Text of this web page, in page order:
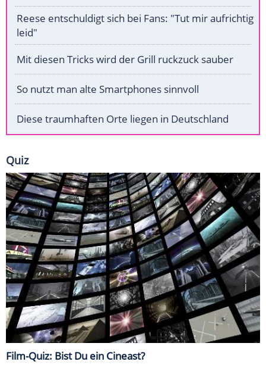
Reese entschuldigt sich bei Fans: "Tut mir aufrichtig
leid"
Mit diesen Tricks wird der Grill ruckzuck sauber
So nutzt man alte Smartphones sinnvoll
Diese traumhaften Orte liegen in Deutschland
Quiz
Film-Quiz: Bist Du ein Cineast?